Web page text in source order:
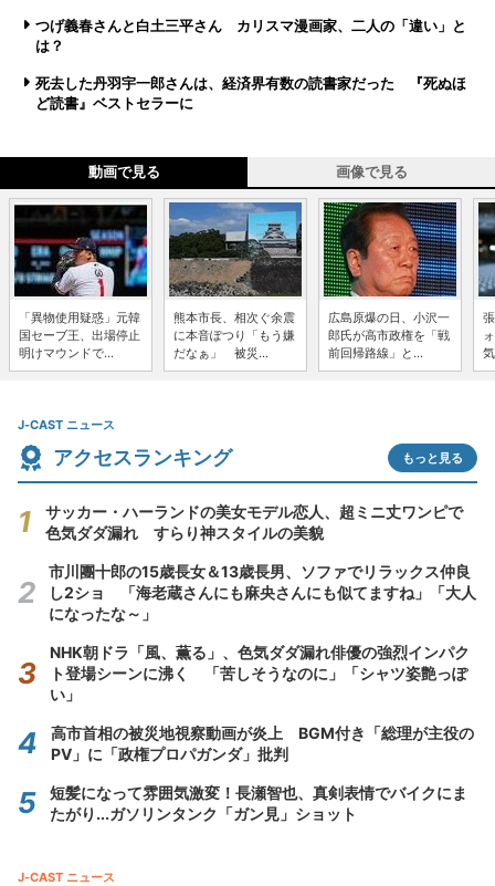
つげ義春さんと白土三平さん カリスマ漫画家、二人の「違い」と
は？
死去した丹羽宇一郎さんは、経済界有数の読書家だった 『死ぬほ
ど読書』ベストセラーに
動画で見る 画像で見る
「異物使用疑惑」元韓
国セーブ王、出場停止
明けマウンドで...
熊本市長、相次ぐ余震
に本音ぽつり「もう嫌
だなぁ」 被災...
広島原爆の日、小沢一
郎氏が高市政権を「戦
前回帰路線」と...
J-CAST ニュース
アクセスランキング もっと見る
サッカー・ハーランドの美女モデル恋人、超ミニ丈ワンピで
色気ダダ漏れ すらり神スタイルの美貌
市川團十郎の15歳長女＆13歳長男、ソファでリラックス仲良
し2ショ 「海老蔵さんにも麻央さんにも似てますね」「大人
になったな～」
NHK朝ドラ「風、薫る」、色気ダダ漏れ俳優の強烈インパク
ト登場シーンに沸く 「苦しそうなのに」「シャツ姿艶っぽ
い」
高市首相の被災地視察動画が炎上 BGM付き「総理が主役の
PV」に「政権プロパガンダ」批判
短髪になって雰囲気激変！長瀬智也、真剣表情でバイクにま
たがり...ガソリンタンク「ガン見」ショット
J-CAST ニュース